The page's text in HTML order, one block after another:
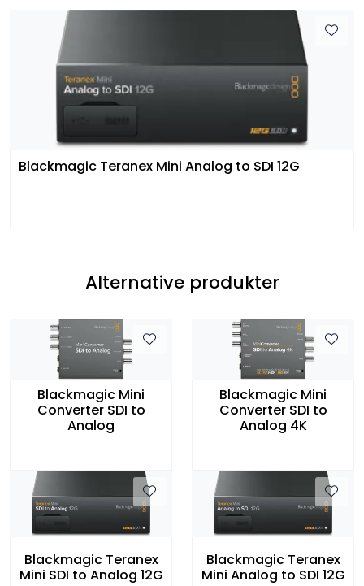
Blackmagic Teranex Mini Analog to SDI 12G
Alternative produkter
Blackmagic Mini
Converter SDI to
Analog
Blackmagic Mini
Converter SDI to
Analog 4K
Blackmagic Teranex
Mini SDI to Analog 12G
Blackmagic Teranex
Mini Analog to SDI 12G